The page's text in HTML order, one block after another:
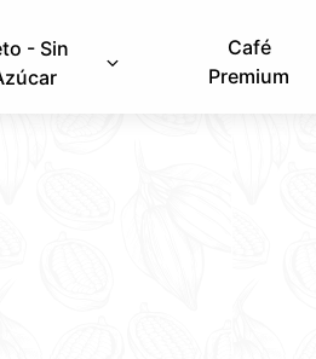
- Sin
Café
Premium